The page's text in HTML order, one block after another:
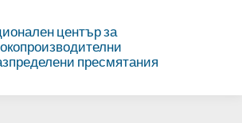
център за
пресмятания